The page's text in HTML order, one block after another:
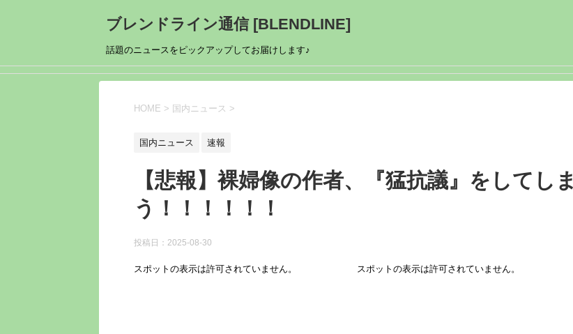
ブレンドライン通信 [BLENDLINE]
話題のニュースをピックアップしてお届けします♪
HOME > 国内ニュース >
国内ニュース 速報
【悲報】裸婦像の作者、『猛抗議』をしてしま
う！！！！！！
投稿日： 2025-08-30